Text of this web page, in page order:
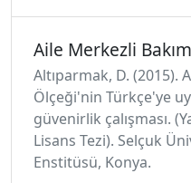
Aile Merkezli
Altıparmak, D. (2015).
Ölçeği'nin Türkçe'ye
güvenirlik çalışması.
Lisans Tezi). Selçuk
Enstitüsü, Konya.